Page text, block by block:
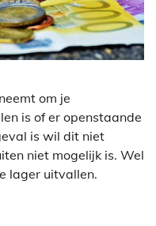
om je
is of er openstaande
is wil dit niet
niet mogelijk is. Wel
lager uitvallen.